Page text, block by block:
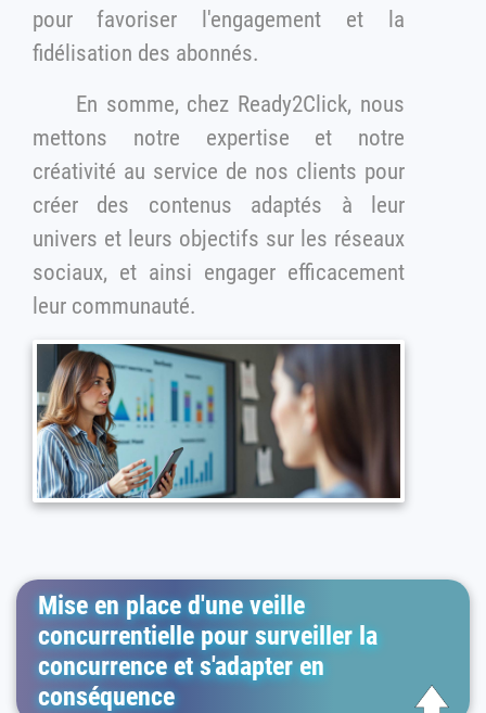
pour favoriser l'engagement et la
fidélisation des abonnés.
En somme, chez Ready2Click, nous
mettons notre expertise et notre
créativité au service de nos clients pour
créer des contenus adaptés à leur
univers et leurs objectifs sur les réseaux
sociaux, et ainsi engager efficacement
leur communauté.
Mise en place d'une veille
concurrentielle pour surveiller la
concurrence et s'adapter en
conséquence